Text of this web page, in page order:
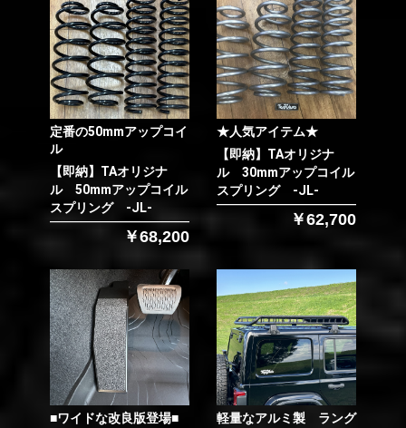
定番の50mmアップコイ
ル
【即納】TAオリジナ
ル 50mmアップコイル
スプリング -JL-
￥68,200
★人気アイテム★
【即納】TAオリジナ
ル 30mmアップコイル
スプリング -JL-
￥62,700
■ワイドな改良版登場■ 軽量なアルミ製 ラング